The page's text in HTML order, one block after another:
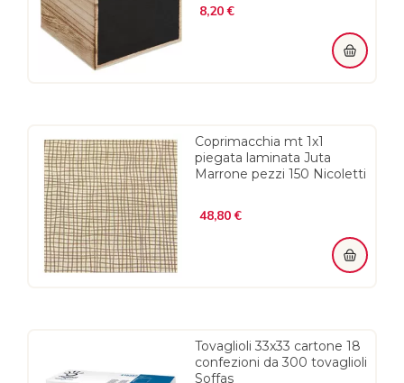
8,20 €
Coprimacchia mt 1x1
piegata laminata Juta
Marrone pezzi 150 Nicoletti
48,80 €
Tovaglioli 33x33 cartone 18
confezioni da 300 tovaglioli
Soffas